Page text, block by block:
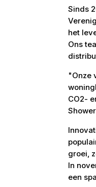
Sinds
het
Ons
"Onze
CO2-
groei,
In
een